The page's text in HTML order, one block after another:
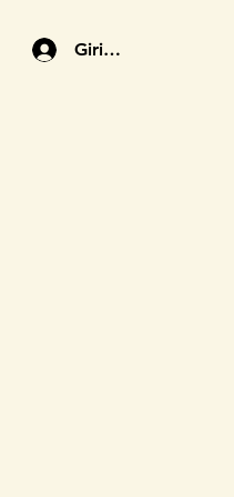
Giriş Yap